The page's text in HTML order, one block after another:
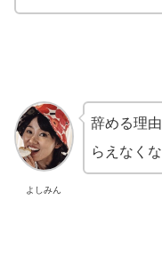
よしみん
辞める理
らえなく